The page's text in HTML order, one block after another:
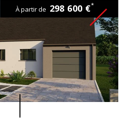
À partir de 298 600 €*